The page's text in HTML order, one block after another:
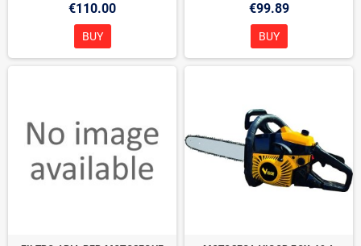
€110.00
BUY
€99.89
BUY